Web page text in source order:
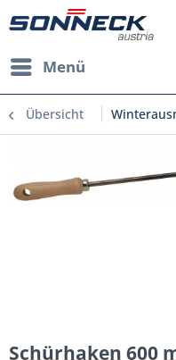
Menü
Übersicht
Schürhaken 600